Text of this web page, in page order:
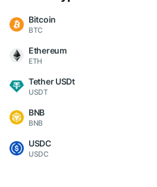
Bitcoin
BTC
Ethereum
ETH
Tether USDt
USDT
BNB
BNB
USDC
USDC